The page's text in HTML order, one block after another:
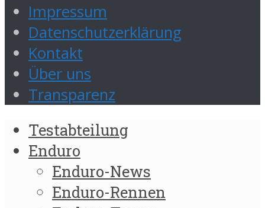
Impressum
Datenschutzerklärung
Kontakt
Über uns
Transparenz
Testabteilung
Enduro
Enduro-News
Enduro-Rennen